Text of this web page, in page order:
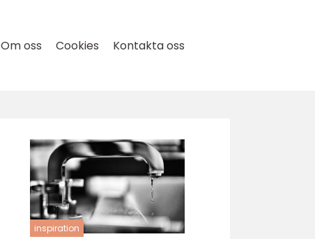
Om oss Cookies Kontakta oss
inspiration